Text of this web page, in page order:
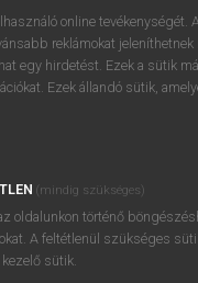
online tevékenységét.
reklámokat
egy hirdetést. Ezek a sütik
Ezek állandó sütik,
(mindig szükséges)
oldalunkon történő
A feltétlenül szükséges
sütik.